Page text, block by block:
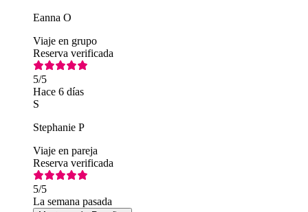
Eanna O
Viaje en grupo
Reserva verificada
5/5
Hace 6 días
S
Stephanie P
Viaje en pareja
Reserva verificada
5/5
La semana pasada